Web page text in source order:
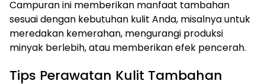
Campuran ini memberikan manfaat tambahan
sesuai dengan kebutuhan kulit Anda, misalnya untuk
meredakan kemerahan, mengurangi produksi
minyak berlebih, atau memberikan efek pencerah.
Tips Perawatan Kulit Tambahan